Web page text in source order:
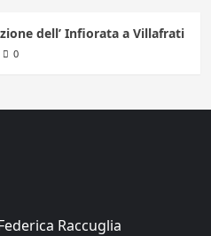
dell’ Infiorata a Villafrati
0
Raccuglia